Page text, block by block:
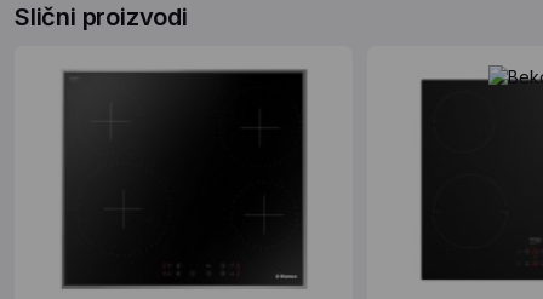
Slični proizvodi